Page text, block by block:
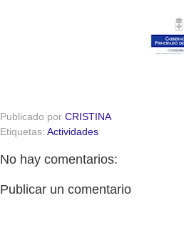
Publicado por CRISTINA
Etiquetas: Actividades
No hay comentarios:
Publicar un comentario